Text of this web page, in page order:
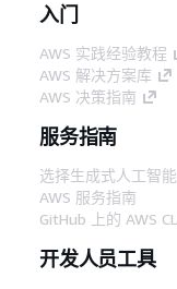
入门
AWS 实践经验教程
AWS 解决方案库
AWS 决策指南
服务指南
选择生成式人工智
AWS 服务指南
GitHub 上的 AWS
开发人员工具